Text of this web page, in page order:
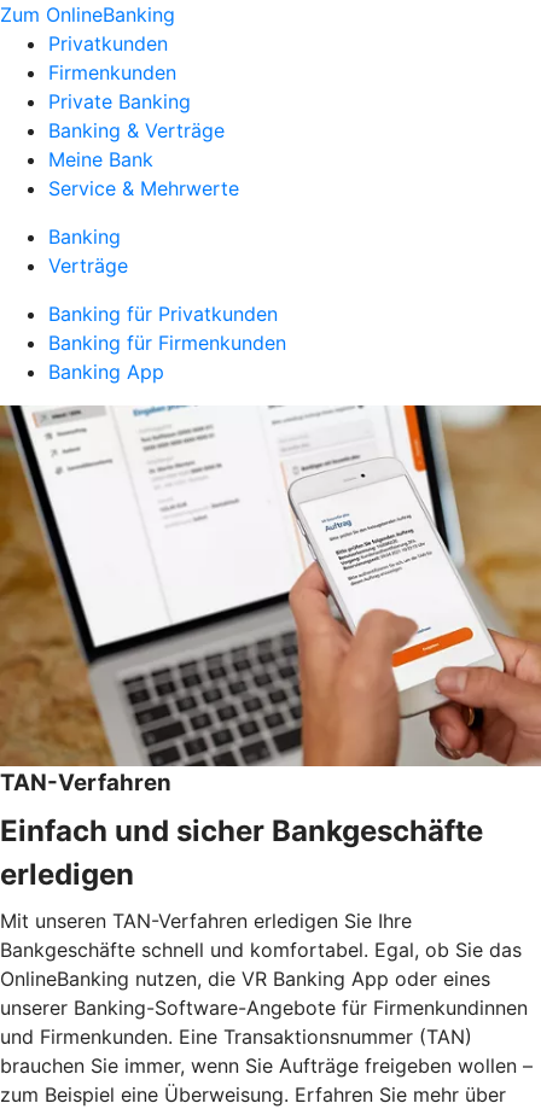
Zum OnlineBanking
Privatkunden
Firmenkunden
Private Banking
Banking & Verträge
Meine Bank
Service & Mehrwerte
Banking
Verträge
Banking für Privatkunden
Banking für Firmenkunden
Banking App
TAN-Verfahren
Einfach und sicher Bankgeschäfte
erledigen
Mit unseren TAN-Verfahren erledigen Sie Ihre
Bankgeschäfte schnell und komfortabel. Egal, ob Sie das
OnlineBanking nutzen, die VR Banking App oder eines
unserer Banking-Software-Angebote für Firmenkundinnen
und Firmenkunden. Eine Transaktionsnummer (TAN)
brauchen Sie immer, wenn Sie Aufträge freigeben wollen –
zum Beispiel eine Überweisung. Erfahren Sie mehr über